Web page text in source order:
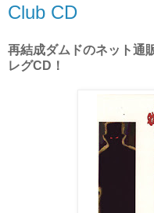
Club CD
再結成ダムドのネット通
レグCD！